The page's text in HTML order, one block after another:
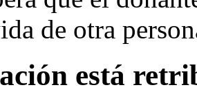
de otra
está